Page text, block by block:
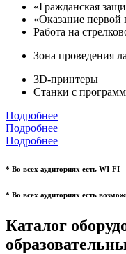
«Гражданская
«Оказание
Работа на
Зона проведения
3D-принтеры
Станки с
Подробнее
Подробнее
Подробнее
* Во всех аудиториях есть WI-FI
* Во всех аудиториях есть
Каталог